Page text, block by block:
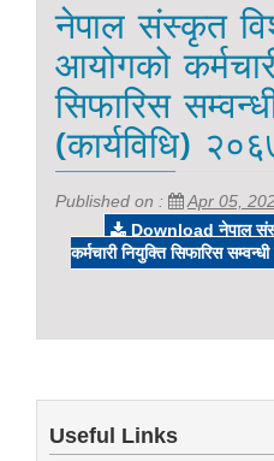
नेपाल संस्कृत
आयोगको
सिफारिस
(कार्यविधि)
Published on :
Apr 05,
Download नेपाल
कर्मचारी नियुक्ति सिफारिस
Useful Links